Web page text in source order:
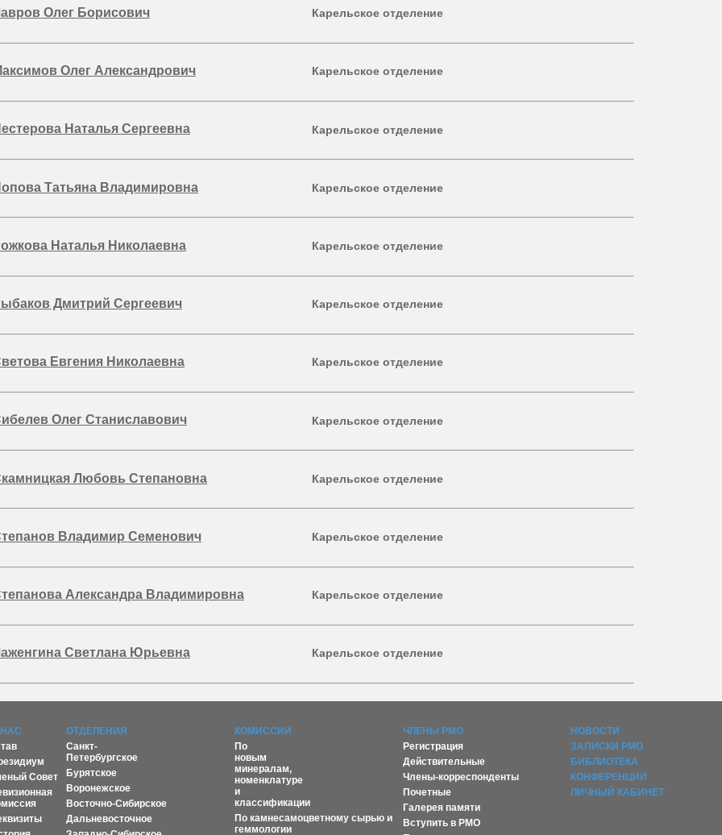
Олег Борисович Карельское отделение
Олег Александрович Карельское отделение
Наталья Сергеевна Карельское отделение
Татьяна Владимировна Карельское отделение
Наталья Николаевна Карельское отделение
Дмитрий Сергеевич Карельское отделение
Евгения Николаевна Карельское отделение
Олег Станиславович Карельское отделение
Любовь Степановна Карельское отделение
Владимир Семенович Карельское отделение
Александра Владимировна Карельское отделение
Светлана Юрьевна Карельское отделение
Совет
ОТДЕЛЕНИЯ
Санкт-
Петербургское
Бурятское
Воронежское
Восточно-Сибирское
Дальневосточное
КОМИССИИ
По
новым
минералам,
номенклатуре
и
классификации
По камнесамоцветному сырью и
геммологии
ЧЛЕНЫ РМО
Регистрация
Действительные
Члены-корреспонденты
Почетные
Галерея памяти
Вступить в РМО
НОВОСТИ
ЗАПИСКИ РМО
БИБЛИОТЕКА
КОНФЕРЕНЦИИ
ЛИЧНЫЙ КАБИНЕТ